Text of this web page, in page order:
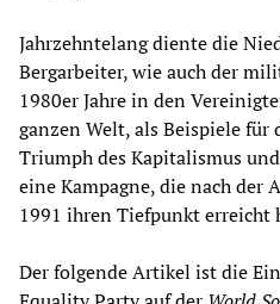
Jahrzehntelang diente die
Bergarbeiter, wie auch der
1980er Jahre in den
ganzen Welt, als Beispiele
Triumph des Kapitalismus
eine Kampagne, die nach der
1991 ihren Tiefpunkt erreicht
Der folgende Artikel ist die